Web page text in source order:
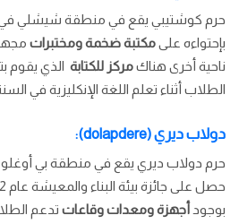
حرم كوشتيبي يقع في منطقة شيشلي في
بإحتواءه علىمكتبة ضخمة ومختبرات
ناحية أخرى هناكمركز للكتابة الذي يقوم
الطلاب أثناء تعلم اللغة الإنكليزية في
دولاب ديري (dolapdere):
حرم دولاب ديري يقع في منطقة بي
بوجود أجهزة ومعدات وقاعات تدعم